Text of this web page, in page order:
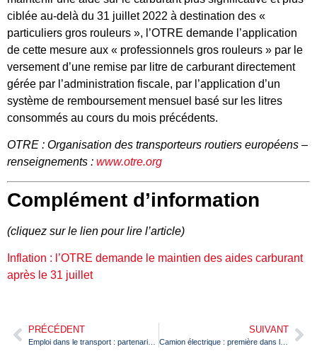
ciblée au-delà du 31 juillet 2022 à destination des «
particuliers gros rouleurs », l’OTRE demande l’application
de cette mesure aux « professionnels gros rouleurs » par le
versement d’une remise par litre de carburant directement
gérée par l’administration fiscale, par l’application d’un
système de remboursement mensuel basé sur les litres
consommés au cours du mois précédents.
OTRE : Organisation des transporteurs routiers européens –
renseignements : www.otre.org
Complément d’information
(cliquez sur le lien pour lire l’article)
Inflation : l’OTRE demande le maintien des aides carburant
après le 31 juillet
PRÉCÉDENT SUIVANT
Camion électrique : première dans la collecte de déchets du BTP